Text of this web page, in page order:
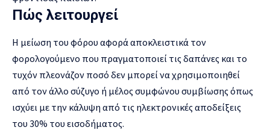
Πώς λειτουργεί
Η μείωση του φόρου αφορά αποκλειστικά τον
φορολογούμενο που πραγματοποιεί τις δαπάνες και το
τυχόν πλεονάζον ποσό δεν μπορεί να χρησιμοποιηθεί
από τον άλλο σύζυγο ή μέλος συμφώνου συμβίωσης όπως
ισχύει με την κάλυψη από τις ηλεκτρονικές αποδείξεις
του 30% του εισοδήματος.